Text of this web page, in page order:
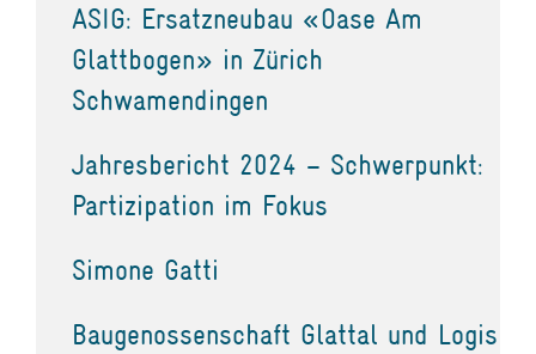
ASIG: Ersatzneubau «Oase Am
Glattbogen» in Zürich
Schwamendingen
Jahresbericht 2024 – Schwerpunkt:
Partizipation im Fokus
Simone Gatti
Baugenossenschaft Glattal und Logis